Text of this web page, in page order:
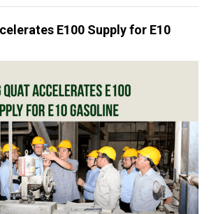
E100 Supply for E10